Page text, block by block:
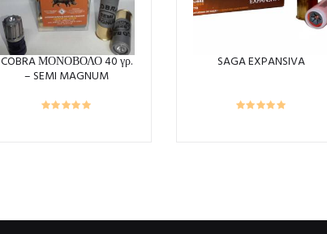
COBRA ΜΟΝΟΒΟΛΟ 40 γρ.
– SEMI MAGNUM
SAGA EXPANSIVA